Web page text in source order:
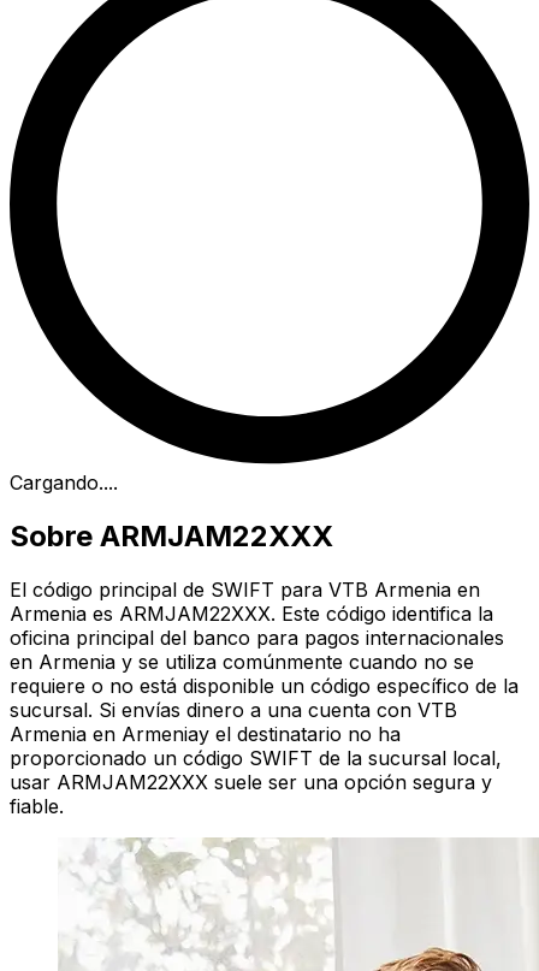
Cargando....
Sobre ARMJAM22XXX
El código principal de SWIFT para VTB Armenia en
Armenia es ARMJAM22XXX. Este código identifica la
oficina principal del banco para pagos internacionales
en Armenia y se utiliza comúnmente cuando no se
requiere o no está disponible un código específico de la
sucursal. Si envías dinero a una cuenta con VTB
Armenia en Armeniay el destinatario no ha
proporcionado un código SWIFT de la sucursal local,
usar ARMJAM22XXX suele ser una opción segura y
fiable.